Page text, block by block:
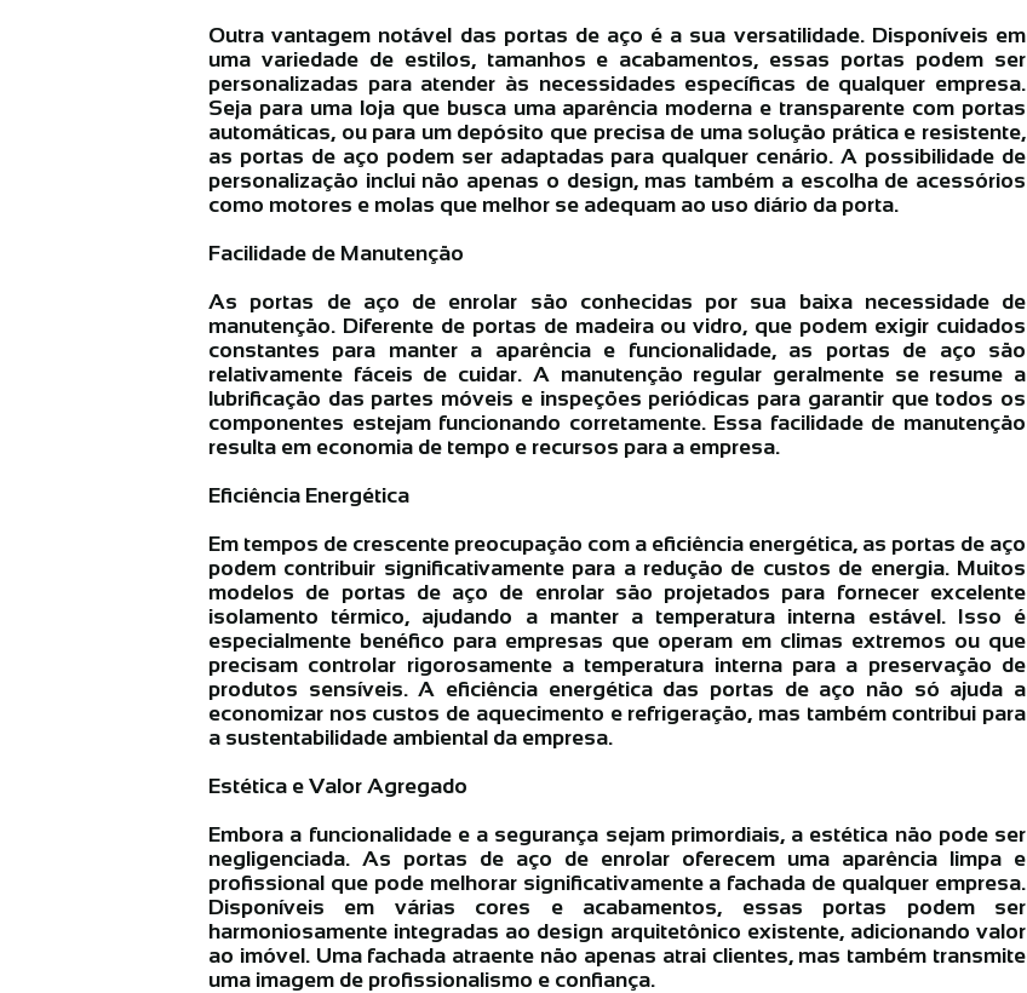
Outra vantagem notável das portas de aço é a sua versatilidade. Disponíveis em
uma variedade de estilos, tamanhos e acabamentos, essas portas podem ser
personalizadas para atender às necessidades específicas de qualquer empresa.
Seja para uma loja que busca uma aparência moderna e transparente com portas
automáticas, ou para um depósito que precisa de uma solução prática e resistente,
as portas de aço podem ser adaptadas para qualquer cenário. A possibilidade de
personalização inclui não apenas o design, mas também a escolha de acessórios
como motores e molas que melhor se adequam ao uso diário da porta.
Facilidade de Manutenção
As portas de aço de enrolar são conhecidas por sua baixa necessidade de
manutenção. Diferente de portas de madeira ou vidro, que podem exigir cuidados
constantes para manter a aparência e funcionalidade, as portas de aço são
relativamente fáceis de cuidar. A manutenção regular geralmente se resume a
lubrificação das partes móveis e inspeções periódicas para garantir que todos os
componentes estejam funcionando corretamente. Essa facilidade de manutenção
resulta em economia de tempo e recursos para a empresa.
Eficiência Energética
Em tempos de crescente preocupação com a eficiência energética, as portas de aço
podem contribuir significativamente para a redução de custos de energia. Muitos
modelos de portas de aço de enrolar são projetados para fornecer excelente
isolamento térmico, ajudando a manter a temperatura interna estável. Isso é
especialmente benéfico para empresas que operam em climas extremos ou que
precisam controlar rigorosamente a temperatura interna para a preservação de
produtos sensíveis. A eficiência energética das portas de aço não só ajuda a
economizar nos custos de aquecimento e refrigeração, mas também contribui para
a sustentabilidade ambiental da empresa.
Estética e Valor Agregado
Embora a funcionalidade e a segurança sejam primordiais, a estética não pode ser
negligenciada. As portas de aço de enrolar oferecem uma aparência limpa e
profissional que pode melhorar significativamente a fachada de qualquer empresa.
Disponíveis em várias cores e acabamentos, essas portas podem ser
harmoniosamente integradas ao design arquitetônico existente, adicionando valor
ao imóvel. Uma fachada atraente não apenas atrai clientes, mas também transmite
uma imagem de profissionalismo e confiança.